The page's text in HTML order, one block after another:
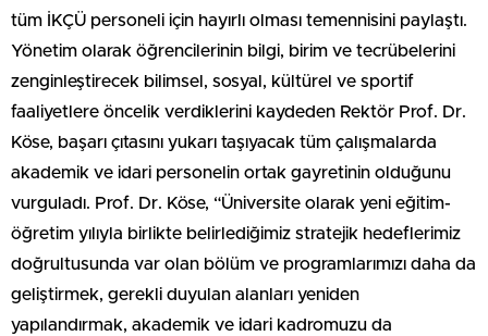
tüm İKÇÜ personeli için hayırlı olması temennisini paylaştı.
Yönetim olarak öğrencilerinin bilgi, birim ve tecrübelerini
zenginleştirecek bilimsel, sosyal, kültürel ve sportif
faaliyetlere öncelik verdiklerini kaydeden Rektör Prof. Dr.
Köse, başarı çıtasını yukarı taşıyacak tüm çalışmalarda
akademik ve idari personelin ortak gayretinin olduğunu
vurguladı. Prof. Dr. Köse, “Üniversite olarak yeni eğitim-
öğretim yılıyla birlikte belirlediğimiz stratejik hedeflerimiz
doğrultusunda var olan bölüm ve programlarımızı daha da
geliştirmek, gerekli duyulan alanları yeniden
yapılandırmak, akademik ve idari kadromuzu da